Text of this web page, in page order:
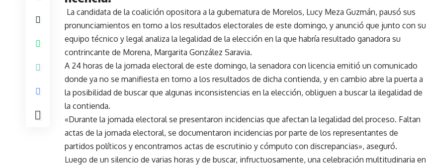
La candidata de la coalición opositora a la gubernatura de Morelos, Lucy Meza Guzmán, pausó sus
pronunciamientos en torno a los resultados electorales de este domingo, y anunció que junto con su
equipo técnico y legal analiza la legalidad de la elección en la que habría resultado ganadora su
contrincante de Morena, Margarita González Saravia.
A 24 horas de la jornada electoral de este domingo, la senadora con licencia emitió un comunicado
donde ya no se manifiesta en torno a los resultados de dicha contienda, y en cambio abre la puerta a
la posibilidad de buscar que algunas inconsistencias en la elección, obliguen a buscar la ilegalidad de
la contienda.
«Durante la jornada electoral se presentaron incidencias que afectan la legalidad del proceso. Faltan
actas de la jornada electoral, se documentaron incidencias por parte de los representantes de
partidos políticos y encontramos actas de escrutinio y cómputo con discrepancias», aseguró.
Luego de un silencio de varias horas y de buscar, infructuosamente, una celebración multitudinaria en